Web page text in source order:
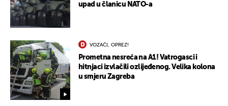
upad u članicu NATO-a
VOZAČI, OPREZ!
Prometna nesreća na A1! Vatrogasci i
hitnjaci izvlačili ozlijeđenog. Velika kolona
u smjeru Zagreba